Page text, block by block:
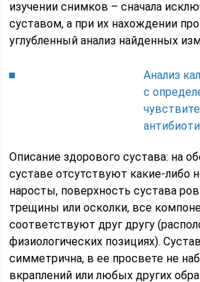
изучении снимков – сначала
суставом, а при их нахождении
углубленный анализ найденных
Анализ
с
Описание здорового сустава: на
суставе отсутствуют какие-либо
наросты, поверхность сустава
трещины или осколки, все
соответствуют друг другу
физиологических позициях).
симметрична, в ее просвете не
вкраплений или любых других